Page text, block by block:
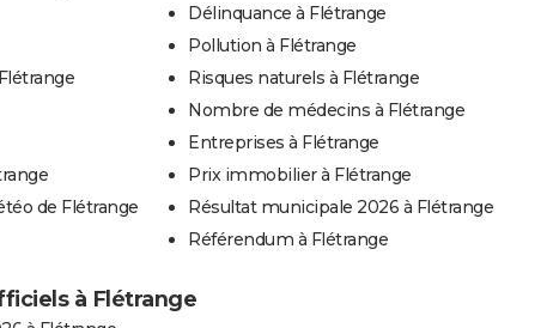
de Flétrange
Délinquance à Flétrange
Pollution à Flétrange
Risques naturels à Flétrange
Nombre de médecins à Flétrange
Entreprises à Flétrange
Prix immobilier à Flétrange
Résultat municipale 2026 à Flétrange
Référendum à Flétrange
à Flétrange